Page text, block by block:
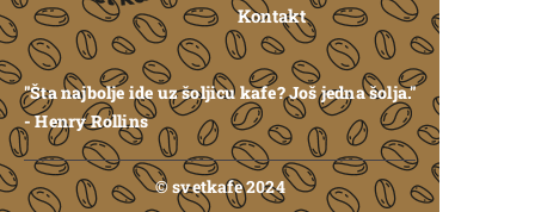
"Šta najbolje ide uz šoljicu kafe? Još jedna šolja."
- Henry Rollins
Kontakt
© svetkafe 2024